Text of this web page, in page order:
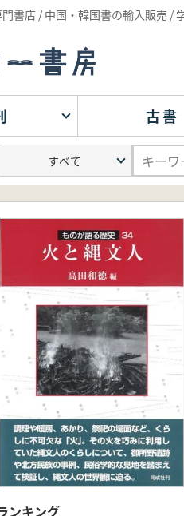
書店 / 中国・韓国書の輸入販売 /
古書
ンキング